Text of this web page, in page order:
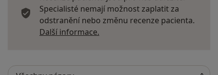
Specialisté nemají možnost zaplatit za
odstranění nebo změnu recenze pacienta.
Další informace.